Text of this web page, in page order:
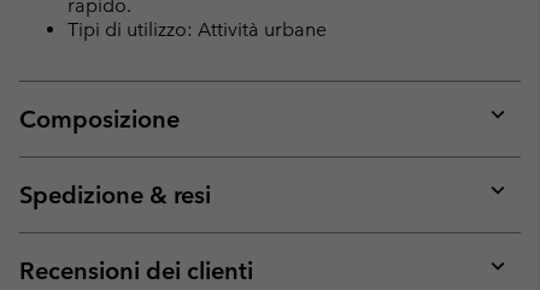
rapido.
Tipi di utilizzo: Attività urbane
Composizione
or
Spedizione & resi
or
Recensioni dei clienti